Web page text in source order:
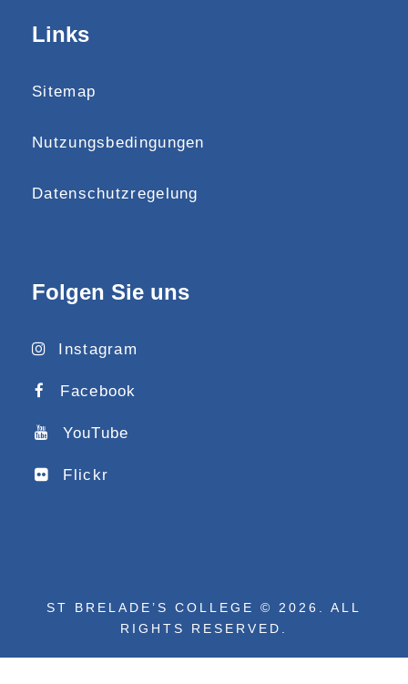
Links
Sitemap
Nutzungsbedingungen
Datenschutzregelung
Folgen Sie uns
Instagram
Facebook
YouTube
Flickr
ST BRELADE’S COLLEGE © 2026. ALL
RIGHTS RESERVED.